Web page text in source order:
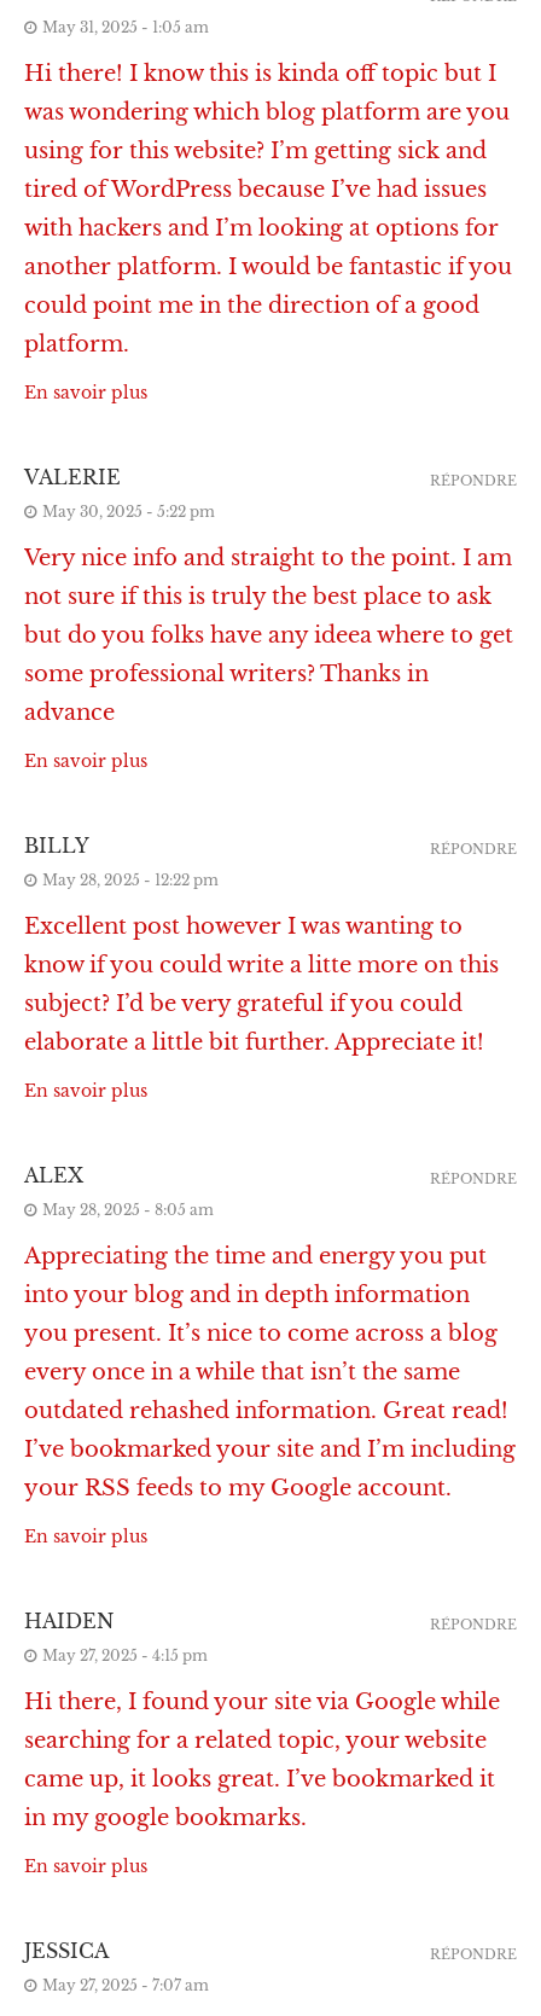
May 31, 2025 - 1:05 am
Hi there! I know this is kinda off topic but I
was wondering which blog platform are you
using for this website? I’m getting sick and
tired of WordPress because I’ve had issues
with hackers and I’m looking at options for
another platform. I would be fantastic if you
could point me in the direction of a good
platform.
En savoir plus
VALERIE
May 30, 2025 - 5:22 pm
Very nice info and straight to the point. I am
not sure if this is truly the best place to ask
but do you folks have any ideea where to get
some professional writers? Thanks in
advance
En savoir plus
RÉPONDRE
BILLY
May 28, 2025 - 12:22 pm
Excellent post however I was wanting to
know if you could write a litte more on this
subject? I’d be very grateful if you could
elaborate a little bit further. Appreciate it!
En savoir plus
RÉPONDRE
ALEX
May 28, 2025 - 8:05 am
Appreciating the time and energy you put
into your blog and in depth information
you present. It’s nice to come across a blog
every once in a while that isn’t the same
outdated rehashed information. Great read!
I’ve bookmarked your site and I’m including
your RSS feeds to my Google account.
En savoir plus
RÉPONDRE
HAIDEN
May 27, 2025 - 4:15 pm
Hi there, I found your site via Google while
searching for a related topic, your website
came up, it looks great. I’ve bookmarked it
in my google bookmarks.
En savoir plus
RÉPONDRE
JESSICA
May 27, 2025 - 7:07 am
RÉPONDRE